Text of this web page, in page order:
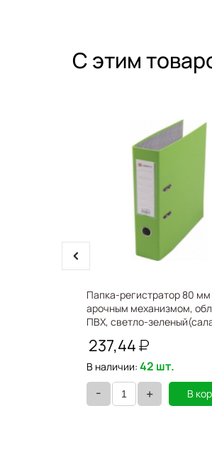
С этим
Папка-регистратор 80 мм
арочным механизмом,
ПВХ, светло-
237,44
В наличии: 42 шт.
- + В
prev